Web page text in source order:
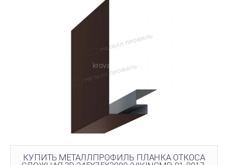
КУПИТЬ МЕТАЛЛПРОФИЛЬ ПЛАНКА ОТКОСА